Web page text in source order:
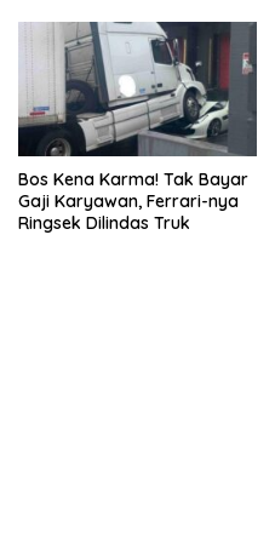
Bos Kena Karma! Tak Bayar
Gaji Karyawan, Ferrari-nya
Ringsek Dilindas Truk